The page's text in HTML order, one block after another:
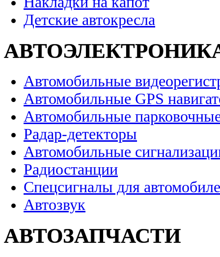
Детские автокресла
Автомобильные
Автомобильные GPS
Автомобильные
Радар-детекторы
Автомобильные
Радиостанции
Спецсигналы для
Автозвук
АВТОЗАПЧАСТИ